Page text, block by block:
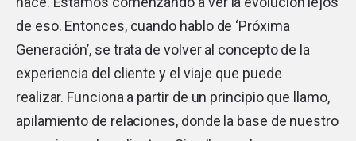
de eso. Entonces, cuando hablo de ‘Próxima
Generación’, se trata de volver al concepto de la
experiencia del cliente y el viaje que puede
realizar. Funciona a partir de un principio que llamo,
apilamiento de relaciones, donde la base de nuestro